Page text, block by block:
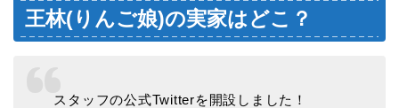
王林(りんご娘)の実家はどこ？
スタッフの公式Twitterを開設しました！